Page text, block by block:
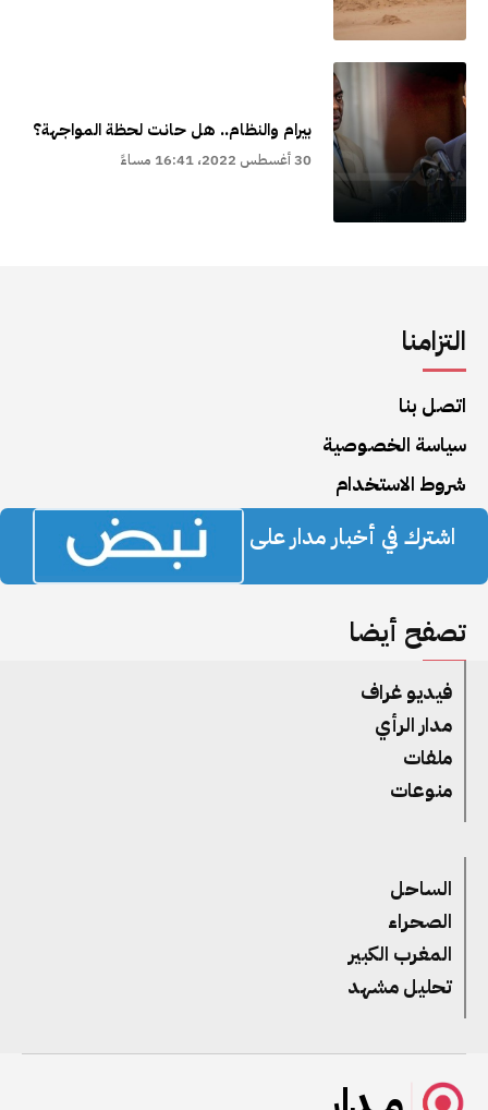
بيرام والنظام.. هل حانت لحظة المواجهة؟
30 أغسطس 2022، 16:41 مساءً
التزامنا
اتصل بنا
سياسة الخصوصية
شروط الاستخدام
اشترك في أخبار مدار على
تصفح أيضا
فيديو غراف
مدار الرأي
ملفات
منوعات
الساحل
الصحراء
المغرب الكبير
تحليل مشهد